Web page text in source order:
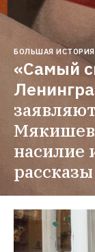
БОЛЬШАЯ ИСТОРИЯ
«Самый
насилие
рассказы